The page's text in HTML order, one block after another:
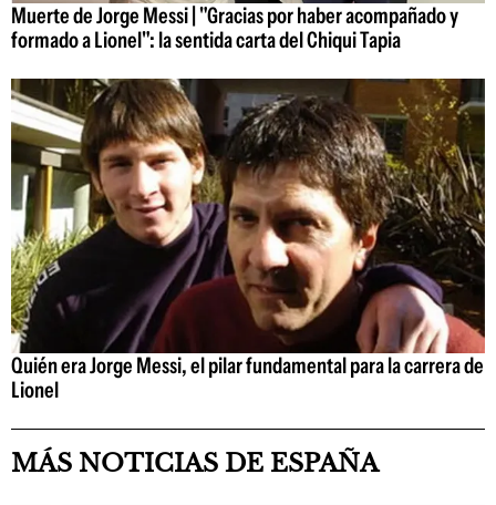
Muerte de Jorge Messi | "Gracias por haber acompañado y
formado a Lionel": la sentida carta del Chiqui Tapia
Quién era Jorge Messi, el pilar fundamental para la carrera de
Lionel
MÁS NOTICIAS DE ESPAÑA